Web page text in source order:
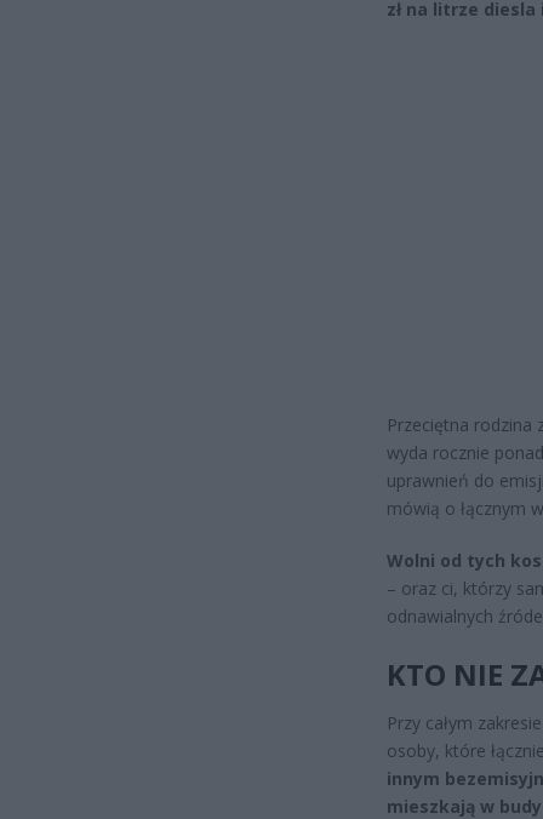
zł na litrze diesla
Przeciętna rodzina
wyda rocznie
uprawnień do
mówią o łącznym
Wolni od tych
– oraz ci, którzy
odnawialnych
KTO NIE
Przy całym
osoby, które
innym
mieszkają w